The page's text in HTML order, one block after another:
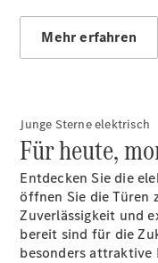
Tel:
96
Mehr erfahren
Junge Sterne elektrisch
Für heute,
Entdecken Sie die
öffnen Sie die Türen
Zuverlässigkeit und
bereit sind für die
besonders attraktive